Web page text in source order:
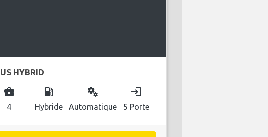
HYBRID
business_center
4
local_gas_station
Hybride
miscellaneous_services
Automatique
login
5 Porte